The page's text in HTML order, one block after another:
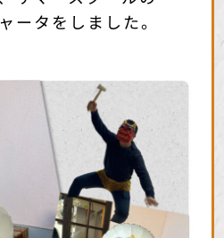
ータをしました。